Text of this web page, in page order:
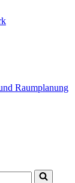
Raumplanung